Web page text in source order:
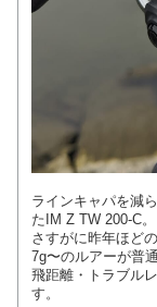
ラインキャパを減
たIM Z TW 200-C。
さすがに昨年ほど
7g〜のルアーが普
飛距離・トラブル
す。